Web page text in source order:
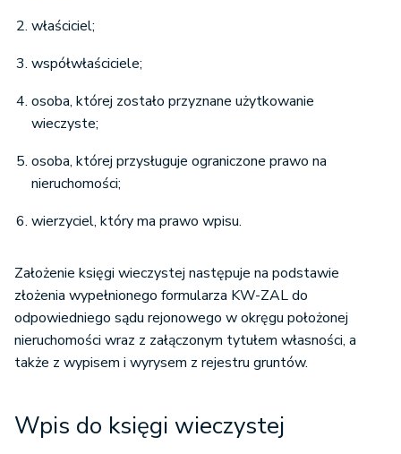
właściciel;
współwłaściciele;
osoba, której zostało przyznane użytkowanie
wieczyste;
osoba, której przysługuje ograniczone prawo na
nieruchomości;
wierzyciel, który ma prawo wpisu.
Założenie księgi wieczystej następuje na podstawie
złożenia wypełnionego formularza KW-ZAL do
odpowiedniego sądu rejonowego w okręgu położonej
nieruchomości wraz z załączonym tytułem własności, a
także z wypisem i wyrysem z rejestru gruntów.
Wpis do księgi wieczystej